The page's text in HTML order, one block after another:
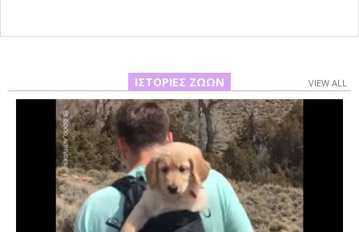
ΙΣΤΟΡΊΕΣ ΖΏΩΝ VIEW ALL